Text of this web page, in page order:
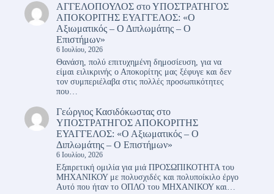
ΑΓΓΕΛΟΠΟΥΛΟΣ στοΥΠΟΣΤΡΑΤΗΓΟΣ
ΑΠΟΚΟΡΙΤΗΣ ΕΥΑΓΓΕΛΟΣ: «Ο
Αξιωματικός – Ο Διπλωμάτης – Ο
Επιστήμων»
6 Ιουλίου, 2026
Θανάση, πολύ επιτυχημένη δημοσίευση, για να
είμαι ειλικρινής ο Αποκορίτης μας ξέφυγε και δεν
τον συμπεριέλαβα στις πολλές προσωπικότητες
που…
Γεώργιος Κασιδόκωστας στο
ΥΠΟΣΤΡΑΤΗΓΟΣ ΑΠΟΚΟΡΙΤΗΣ
ΕΥΑΓΓΕΛΟΣ: «Ο Αξιωματικός – Ο
Διπλωμάτης – Ο Επιστήμων»
6 Ιουλίου, 2026
Εξαιρετική ομιλία για μιά ΠΡΟΣΩΠΙΚΟΤΗΤΑ του
ΜΗΧΑΝΙΚΟΥ με πολυσχιδές και πολυποίκιλο έργο
Αυτό που ήταν το ΟΠΛΟ του ΜΗΧΑΝΙΚΟΥ και…